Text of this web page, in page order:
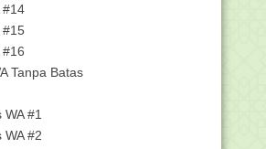
Keterangan Biodata
BSU jika a...
Terkait Penerima BSU
Subsidi U...
pada 23
2020 tentang Ba...
Senjata Terkuat Nabi
#14
#15
#16
Tanpa Batas
WA #1
WA #2